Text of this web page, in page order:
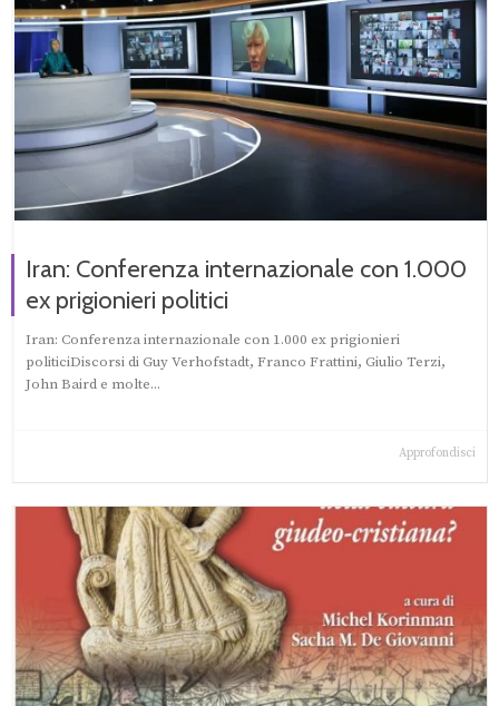
Iran: Conferenza internazionale con 1.000
ex prigionieri politici
Iran: Conferenza internazionale con 1.000 ex prigionieri
politiciDiscorsi di Guy Verhofstadt, Franco Frattini, Giulio Terzi,
John Baird e molte...
Approfondisci